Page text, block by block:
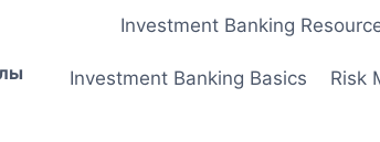
Investment Banking
Investment Banking Basics Risk